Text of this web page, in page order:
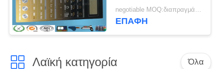
ανάγλυφο
Backahesive Nikto με
negotiable MOQ:διαπραγμάτευση
ΕΠΑΦΉ
Λαϊκή κατηγορία Όλα